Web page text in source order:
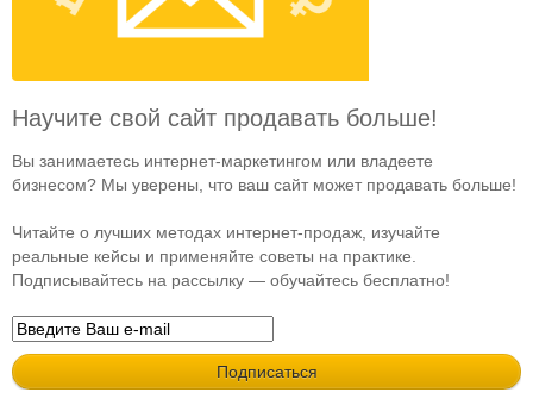
Научите свой сайт продавать больше!
Вы занимаетесь интернет-маркетингом или владеете
бизнесом? Мы уверены, что ваш сайт может продавать больше!
Читайте о лучших методах интернет-продаж, изучайте
реальные кейсы и применяйте советы на практике.
Подписывайтесь на рассылку — обучайтесь бесплатно!